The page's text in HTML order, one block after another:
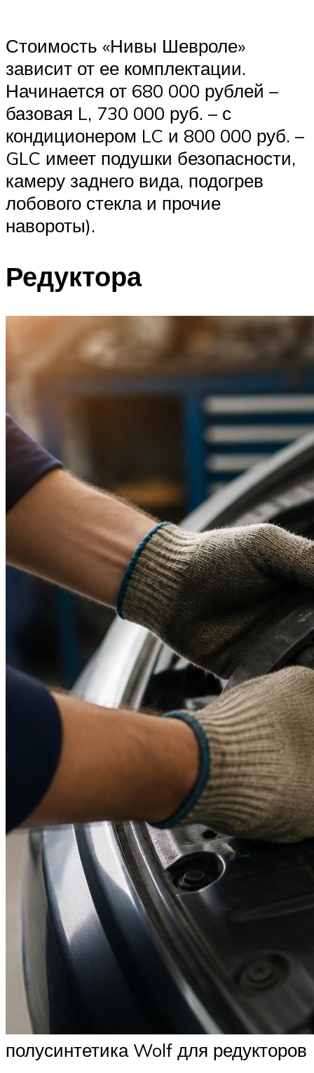
Стоимость «Нивы Шевроле»
зависит от ее комплектации.
Начинается от 680 000 рублей –
базовая L, 730 000 руб. – с
кондиционером LC и 800 000 руб. –
GLC имеет подушки безопасности,
камеру заднего вида, подогрев
лобового стекла и прочие
навороты).
Редуктора
полусинтетика Wolf для редукторов